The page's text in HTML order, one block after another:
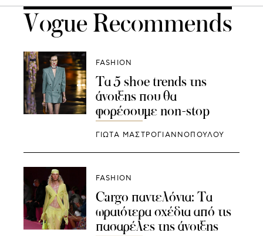
Vogue Recommends
FASHION
Τα 5 shoe trends της
άνοιξης που θα
φορέσουμε non-stop
ΓΙΩΤΑ ΜΑΣΤΡΟΓΙΑΝΝΟΠΟΥΛΟΥ
FASHION
Cargo παντελόνια: Τα
ωραιότερα σχέδια από τις
πασαρέλες της άνοιξης